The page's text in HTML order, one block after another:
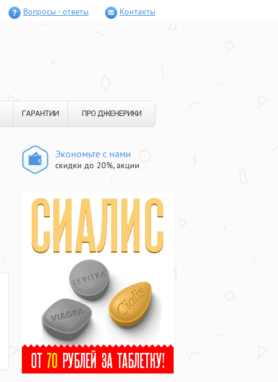
Вопросы - ответы Контакты
ГАРАНТИИ ПРО ДЖЕНЕРИКИ
Экономьте с нами
скидки до 20%, акции